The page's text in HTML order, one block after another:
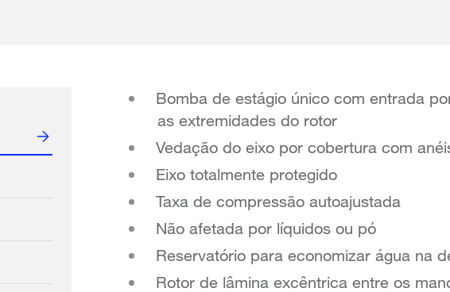
Bomba de estágio único com entrada
as extremidades do rotor
Vedação do eixo por cobertura com
Eixo totalmente protegido
Taxa de compressão autoajustada
Não afetada por líquidos ou pó
Reservatório para economizar água na
Rotor de lâmina excêntrica entre os